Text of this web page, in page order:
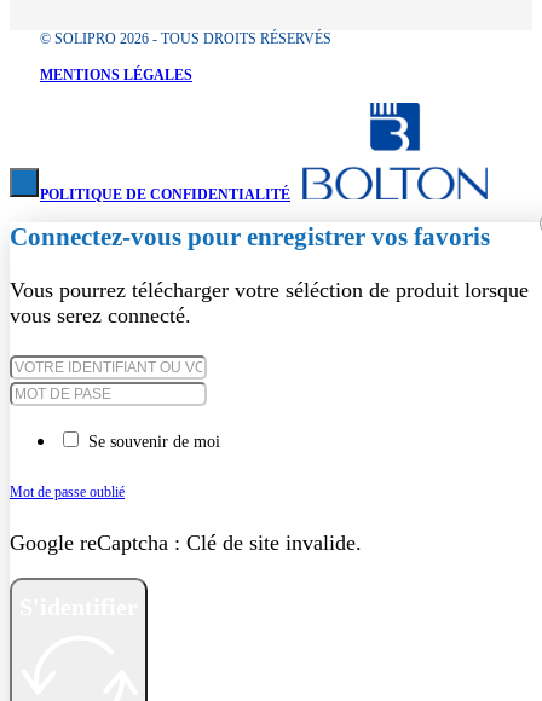
© SOLIPRO 2026 - TOUS DROITS RÉSERVÉS
MENTIONS LÉGALES
POLITIQUE DE CONFIDENTIALITÉ
Connectez-vous pour enregistrer vos favoris
Vous pourrez télécharger votre séléction de produit lorsque
vous serez connecté.
Se souvenir de moi
Mot de passe oublié
Google reCaptcha : Clé de site invalide.